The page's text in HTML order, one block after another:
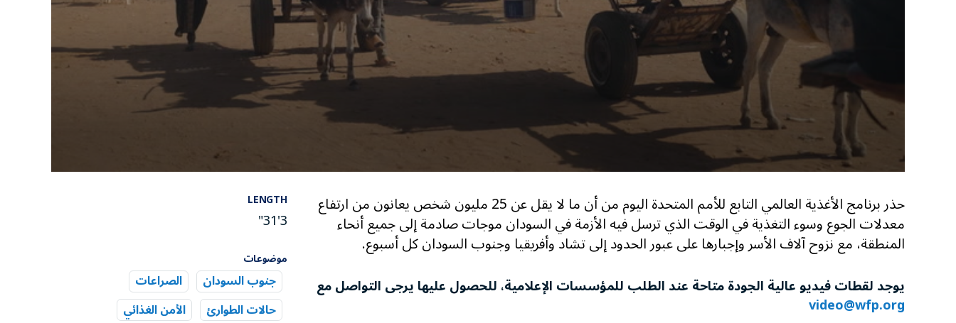
حذر برنامج الأغذية العالمي التابع للأمم المتحدة اليوم من أن ما لا يقل عن 25 مليون شخص يعانون من ارتفاع
معدلات الجوع وسوء التغذية في الوقت الذي ترسل فيه الأزمة في السودان موجات صادمة إلى جميع أنحاء
المنطقة، مع نزوح آلاف الأسر وإجبارها على عبور الحدود إلى تشاد وأفريقيا وجنوب السودان كل أسبوع.
يوجد لقطات فيديو عالية الجودة متاحة عند الطلب للمؤسسات الإعلامية، للحصول عليها يرجى التواصل مع
video@wfp.org
LENGTH
3'31"
موضوعات
جنوب السودان
الصراعات
حالات الطوارئ
الأمن الغذائي